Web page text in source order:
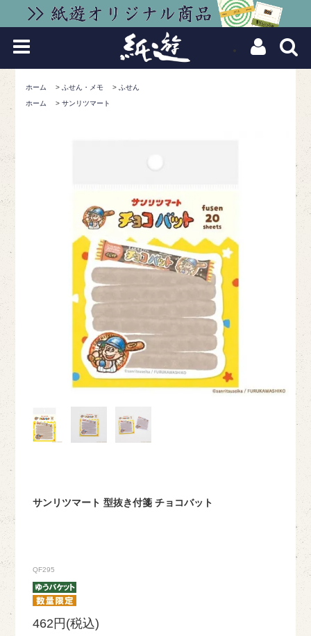
ホーム > ふせん・メモ > ふせん
ホーム >サンリツマート
サンリツマート 型抜き付箋 チョコバット
QF295
462円(税込)